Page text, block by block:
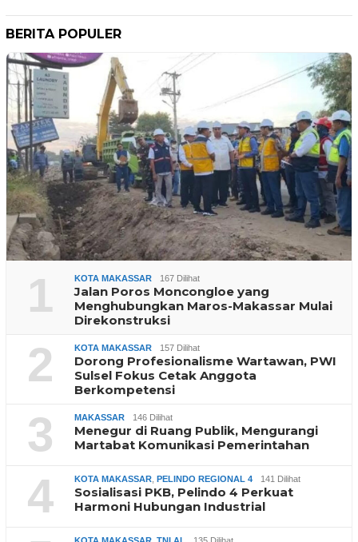
BERITA POPULER
1 KOTA MAKASSAR 167 Dilihat
Jalan Poros Moncongloe yang
Menghubungkan Maros-Makassar Mulai
Direkonstruksi
2 KOTA MAKASSAR 157 Dilihat
Dorong Profesionalisme Wartawan, PWI
Sulsel Fokus Cetak Anggota
Berkompetensi
3 MAKASSAR 146 Dilihat
Menegur di Ruang Publik, Mengurangi
Martabat Komunikasi Pemerintahan
4 KOTA MAKASSAR PELINDO REGIONAL 4 141 Dilihat
Sosialisasi PKB, Pelindo 4 Perkuat
Harmoni Hubungan Industrial